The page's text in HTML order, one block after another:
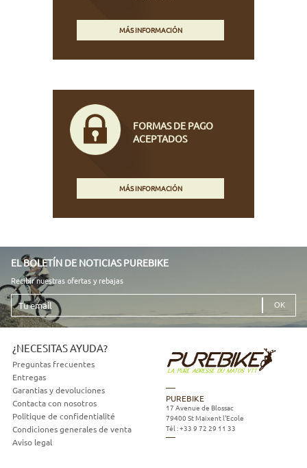
MÁS INFORMACIÓN
FORMAS DE PAGO
ACEPTADOS
MÁS INFORMACIÓN
EL BOLETÍN DE NOTICIAS PUREBIKE
Recibir nuestras ofertas y rebajas
Tu
email
¿NECESITAS AYUDA?
Preguntas frecuentes
Entregas
Garantias y devoluciones
Contacta con nosotros
Politique de confidentialité
Condiciones generales de venta
Aviso legal
PUREBIKE
17 Avenue de Blossac
79400 St Maixent l'Ecole
Tél :+33 9 72 29 11 33